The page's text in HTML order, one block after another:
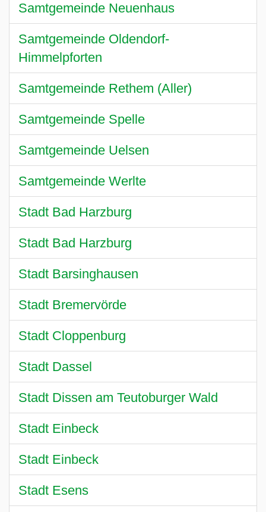
Samtgemeinde Neuenhaus
Samtgemeinde Oldendorf-
Himmelpforten
Samtgemeinde Rethem (Aller)
Samtgemeinde Spelle
Samtgemeinde Uelsen
Samtgemeinde Werlte
Stadt Bad Harzburg
Stadt Bad Harzburg
Stadt Barsinghausen
Stadt Bremervörde
Stadt Cloppenburg
Stadt Dassel
Stadt Dissen am Teutoburger Wald
Stadt Einbeck
Stadt Einbeck
Stadt Esens